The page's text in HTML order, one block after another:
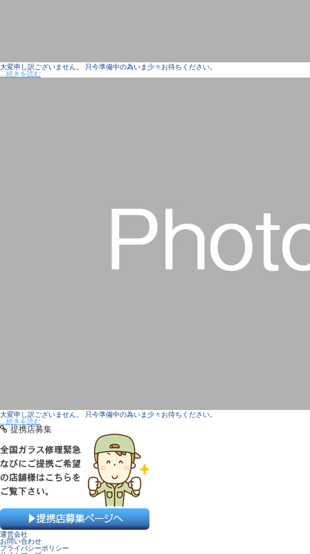
大変申し訳ございません。 只今準備中の為いま少々お待ちください。
...続きを読む
大変申し訳ございません。 只今準備中の為いま少々お待ちください。
...続きを読む
提携店募集
運営会社
お問い合わせ
プライバシーポリシー